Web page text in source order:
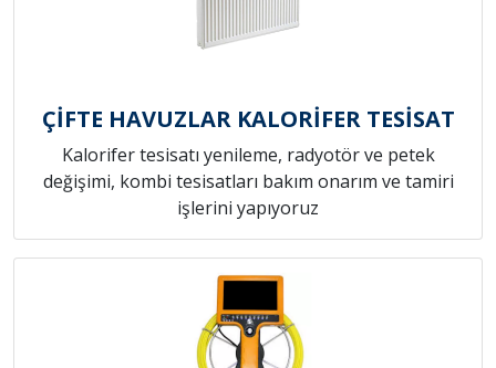
ÇİFTE HAVUZLAR KALORİFER TESİSAT
Kalorifer tesisatı yenileme, radyotör ve petek
değişimi, kombi tesisatları bakım onarım ve tamiri
işlerini yapıyoruz